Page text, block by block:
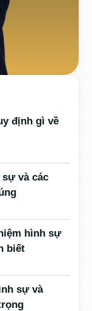
định gì về
và các
hình sự
biết
sự và